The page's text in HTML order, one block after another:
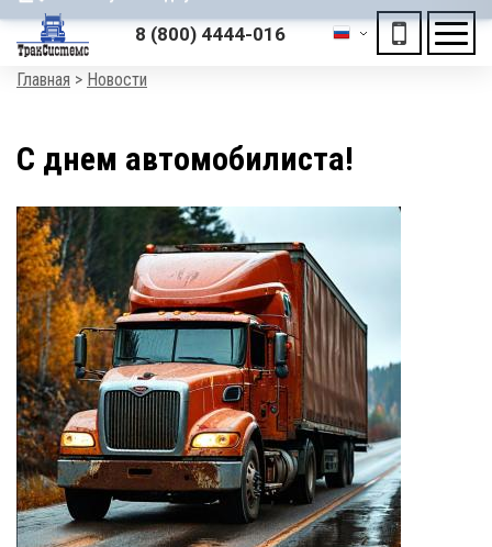
8 (800) 4444-016
Строка
Главная Новости
С днем автомобилиста!
ХОЧЕШЬ ПОДАРОК?
«Получи скидку на отключение автомобиля»